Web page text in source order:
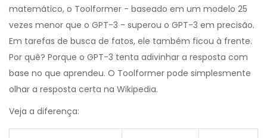
matemático, o Toolformer - baseado em um modelo 25
vezes menor que o GPT-3 - superou o GPT-3 em precisão.
Em tarefas de busca de fatos, ele também ficou à frente.
Por quê? Porque o GPT-3 tenta adivinhar a resposta com
base no que aprendeu. O Toolformer pode simplesmente
olhar a resposta certa na Wikipedia.
Veja a diferença: